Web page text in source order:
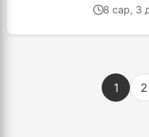
8 сар, 3
1 2